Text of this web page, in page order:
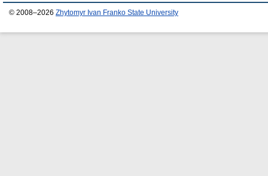
© 2008–2026 Zhytomyr Ivan Franko State University